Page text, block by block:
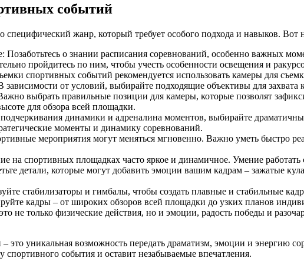
событий
жанр, который требует особого подхода и навыков.
Позаботьтесь о знании расписания соревнований, особенно важных
пройдитесь по ним, чтобы учесть особенности освещения и
спортивных событий рекомендуется использовать камеры для
зависимости от условий, выбирайте подходящие объективы для захвата
выбрать правильные позиции для камеры, которые позволят
для обзора всей площадки.
динамики и адреналина моментов, выбирайте
моменты и динамику соревнований.
мероприятия могут меняться мгновенно. Важно уметь быстро
на спортивных площадках часто яркое и динамичное. Умение
детали, которые могут добавить эмоции вашим кадрам – зажатые
стабилизаторы и гимбалы, чтобы создать плавные и стабильные
кадры – от широких обзоров всей площадки до узких планов
не только физические действия, но и эмоции, радость победы и
это уникальная возможность передать драматизм, эмоции и энергию
спортивного события и оставит незабываемые впечатления.